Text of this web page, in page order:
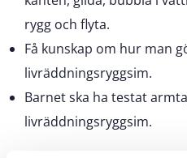
rygg och flyta.
Få kunskap om hur man
livräddningsryggsim.
Barnet ska ha testat
livräddningsryggsim.